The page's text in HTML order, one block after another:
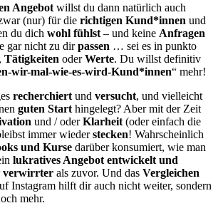
Angebot willst du dann natürlich auch
(nur) für die richtigen Kund*innen und
du dich wohl fühlst – und keine Anfragen
gar nicht zu dirpassen … sei es in punkto
, Tätigkeiten oderWerte. Du willst definitiv
wir-mal-wie-es-wird-Kund*innen“ mehr!
recherchiert und versucht, und vielleicht
guten Start hingelegt? Aber mit der Zeit
und / oderKlarheit (oder einfach die
immer wiederstecken! Wahrscheinlich
und Kurse darüber konsumiert, wie man
lukratives Angebot entwickelt und
verwirrter als zuvor. Und das Vergleichen
Instagram hilft dir auch nicht weiter, sondern
mehr.